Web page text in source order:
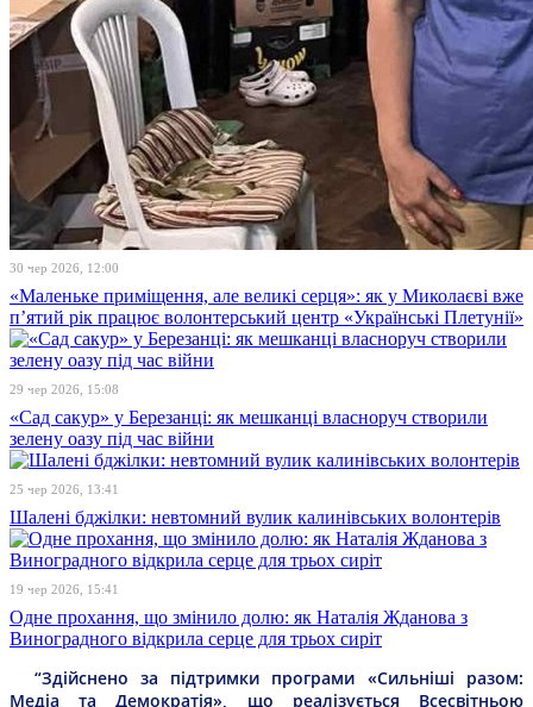
30 чер 2026, 12:00
«Маленьке приміщення, але великі серця»: як у Миколаєві вже
п’ятий рік працює волонтерський центр «Українські Плетунії»
29 чер 2026, 15:08
«Сад сакур» у Березанці: як мешканці власноруч створили
зелену оазу під час війни
25 чер 2026, 13:41
Шалені бджілки: невтомний вулик калинівських волонтерів
19 чер 2026, 15:41
Одне прохання, що змінило долю: як Наталія Жданова з
Виноградного відкрила серце для трьох сиріт
“Здійснено за підтримки програми «Сильніші разом:
Медіа та Демократія», що реалізується Всесвітньою